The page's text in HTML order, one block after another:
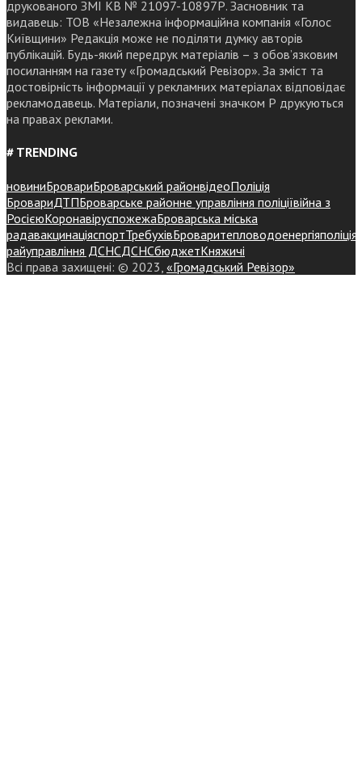
друкованого ЗМІ КВ № 21097-10897Р. Засновник та
видавець: ТОВ «Незалежна інформаційна компанія «Голос
Київщини» Редакція може не поділяти думку авторів
публікацій. Будь-який передрук матеріалів – з обов’язковим
посиланням на газету «Громадський Ревізор». За зміст та
достовірність інформації у рекламних матеріалах відповідає
рекламодавець. Матеріали, позначені значком Р друкуються
на правах реклами.
# TRENDING
новиниБровариБроварський районвідеоПоліція
БровариДТПБроварське районне управління поліціївійна з
РосієюКоронавіруспожежаБроварська міська
радавакцинаціяспортТребухівБроваритепловодоенергіяполіція
райуправління ДСНСДСНСбюджетКняжичі
Всі права захищені: © 2023, «Громадський Ревізор»